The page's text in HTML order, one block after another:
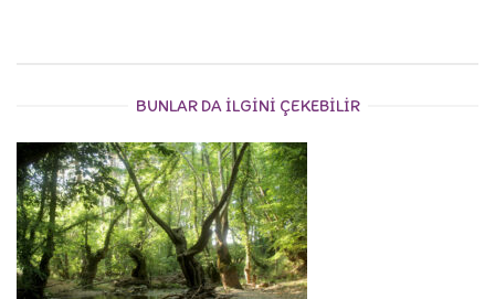
BUNLAR DA ILGINI ÇEKEBILIR